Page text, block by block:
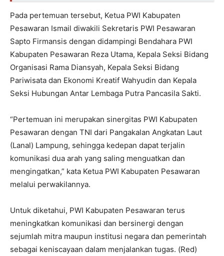
Pada pertemuan tersebut, Ketua PWI Kabupaten
Pesawaran Ismail diwakili Sekretaris PWI Pesawaran
Sapto Firmansis dengan didampingi Bendahara PWI
Kabupaten Pesawaran Reza Utama, Kepala Seksi Bidang
Organisasi Rama Diansyah, Kepala Seksi Bidang
Pariwisata dan Ekonomi Kreatif Wahyudin dan Kepala
Seksi Hubungan Antar Lembaga Putra Pancasila Sakti.
“Pertemuan ini merupakan sinergitas PWI Kabupaten
Pesawaran dengan TNI dari Pangakalan Angkatan Laut
(Lanal) Lampung, sehingga kedepan dapat terjalin
komunikasi dua arah yang saling menguatkan dan
mengingatkan,” kata Ketua PWI Kabupaten Pesawaran
melalui perwakilannya.
Untuk diketahui, PWI Kabupaten Pesawaran terus
meningkatkan komunikasi dan bersinergi dengan
sejumlah mitra maupun institusi negara dan pemerintah
sebagai keniscayaan dalam menjalankan tugas. (Red)